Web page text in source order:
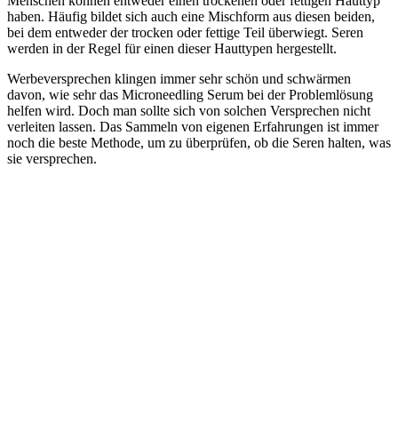
haben. Häufig bildet sich auch eine Mischform aus diesen beiden,
bei dem entweder der trocken oder fettige Teil überwiegt. Seren
werden in der Regel für einen dieser Hauttypen hergestellt.
Werbeversprechen klingen immer sehr schön und schwärmen
davon, wie sehr das Microneedling Serum bei der Problemlösung
helfen wird. Doch man sollte sich von solchen Versprechen nicht
verleiten lassen. Das Sammeln von eigenen Erfahrungen ist immer
noch die beste Methode, um zu überprüfen, ob die Seren halten, was
sie versprechen.